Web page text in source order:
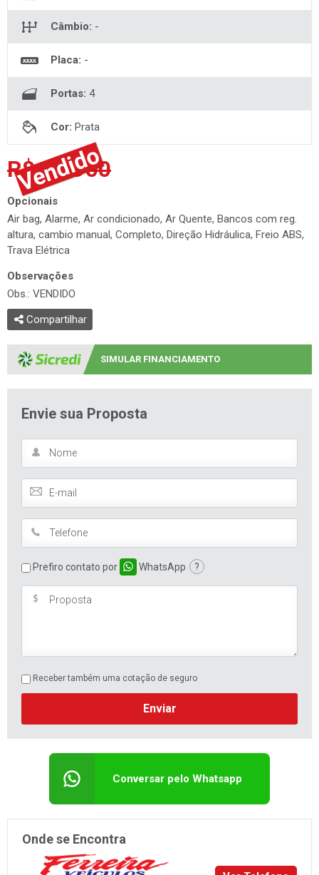
Câmbio: -
Placa: -
Portas: 4
Cor: Prata
R$ 49.900
Opcionais
Air bag, Alarme, Ar condicionado, Ar Quente, Bancos com reg.
altura, cambio manual, Completo, Direção Hidráulica, Freio ABS,
Trava Elétrica
Observações
Obs.: VENDIDO
Compartilhar
SIMULAR FINANCIAMENTO
Envie sua Proposta
Prefiro contato por WhatsApp ?
Receber também uma cotação de seguro
Enviar
Conversar pelo Whatsapp
Onde se Encontra